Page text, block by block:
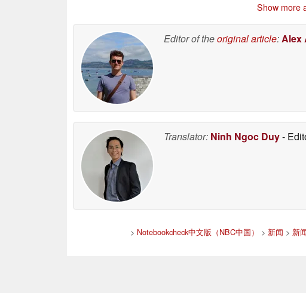
Show more
Editor of theoriginal article:Alex
Translator: Ninh Ngoc Duy-
> Notebookcheck中文版（NBC中国） > 新闻 > 新